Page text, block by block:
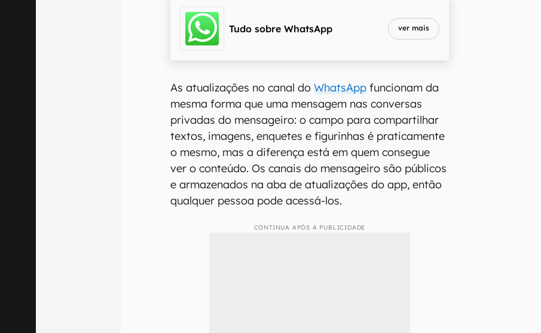
Tudo sobre WhatsApp ver mais
As atualizações no canal doWhatsApp funcionam da
mesma forma que uma mensagem nas conversas
privadas do mensageiro: o campo para compartilhar
textos, imagens, enquetes e figurinhas é praticamente
o mesmo, mas a diferença está em quem consegue
ver o conteúdo. Os canais do mensageiro são públicos
e armazenados na aba de atualizações do app, então
qualquer pessoa pode acessá-los.
CONTINUA APÓS A PUBLICIDADE